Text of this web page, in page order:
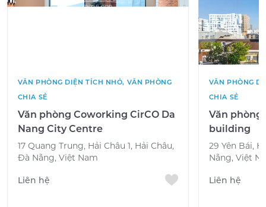
VĂN PHÒNG DIỆN TÍCH NHỎ, VĂN PHÒNG
CHIA SẺ
Văn phòng Coworking CirCO Da
Nang City Centre
17 Quang Trung, Hải Châu 1, Hải Châu,
Đà Nẵng, Việt Nam
Liên hệ
VĂN PHÒNG
CHIA SẺ
Văn phòng
building
29 Yên Bái,
Nẵng, Việt
Liên hệ